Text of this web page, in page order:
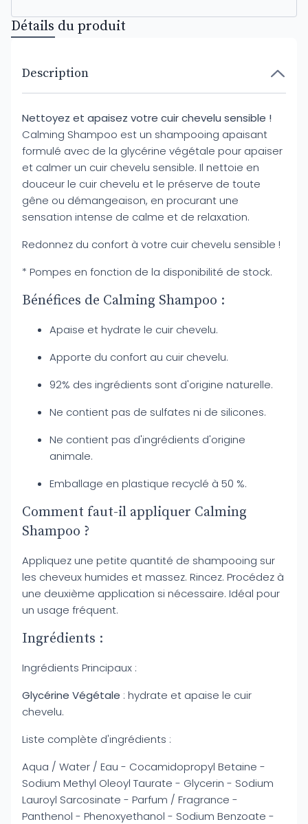
Détails du produit
Description
Nettoyez et apaisez votre cuir chevelu sensible !
Calming Shampoo est un shampooing apaisant
formulé avec de la glycérine végétale pour apaiser
et calmer un cuir chevelu sensible. Il nettoie en
douceur le cuir chevelu et le préserve de toute
gêne ou démangeaison, en procurant une
sensation intense de calme et de relaxation.
Redonnez du confort à votre cuir chevelu sensible !
* Pompes en fonction de la disponibilité de stock.
Bénéfices de Calming Shampoo :
Apaise et hydrate le cuir chevelu.
Apporte du confort au cuir chevelu.
92% des ingrédients sont d'origine naturelle.
Ne contient pas de sulfates ni de silicones.
Ne contient pas d'ingrédients d'origine
animale.
Emballage en plastique recyclé à 50 %.
Comment faut-il appliquer Calming
Shampoo ?
Appliquez une petite quantité de shampooing sur
les cheveux humides et massez. Rincez. Procédez à
une deuxième application si nécessaire. Idéal pour
un usage fréquent.
Ingrédients :
Ingrédients Principaux :
Glycérine Végétale : hydrate et apaise le cuir
chevelu.
Liste complète d'ingrédients :
Aqua / Water / Eau - Cocamidopropyl Betaine -
Sodium Methyl Oleoyl Taurate - Glycerin - Sodium
Lauroyl Sarcosinate - Parfum / Fragrance -
Panthenol - Phenoxyethanol - Sodium Benzoate -